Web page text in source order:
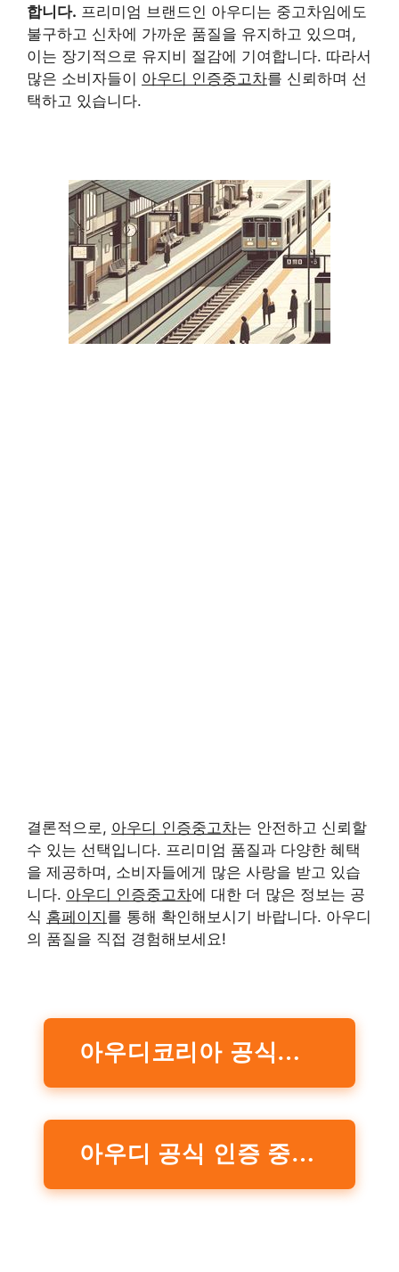
합니다. 프리미엄 브랜드인 아우디는 중고차임에도
불구하고 신차에 가까운 품질을 유지하고 있으며,
이는 장기적으로 유지비 절감에 기여합니다. 따라서
많은 소비자들이 아우디 인증중고차를 신뢰하며 선
택하고 있습니다.
결론적으로, 아우디 인증중고차는 안전하고 신뢰할
수 있는 선택입니다. 프리미엄 품질과 다양한 혜택
을 제공하며, 소비자들에게 많은 사랑을 받고 있습
니다. 아우디 인증중고차에 대한 더 많은 정보는 공
식 홈페이지를 통해 확인해보시기 바랍니다. 아우디
의 품질을 직접 경험해보세요!
아우디코리아 공식홈페이지
아우디 공식 인증 중고차 바로가기